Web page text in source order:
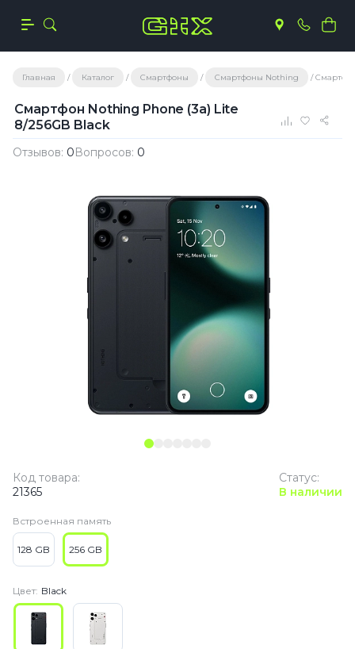
Главная Каталог Смартфоны Смартфоны Nothing
Смартфон Nothing Phone (3a) Lite
8/256GB Black
Отзывов: 0Вопросов: 0
Статус:
В наличии
Код товара:
21365
Встроенная память
128 GB 256 GB
Цвет: Black